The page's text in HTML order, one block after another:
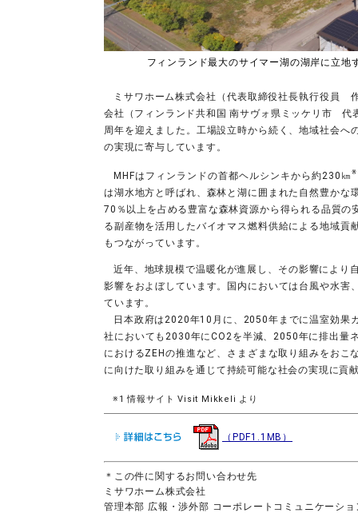
フィンランド最大のサイマー湖の湖岸に立
ミサワホーム株式会社（代表取締役社長執行役員
会社（フィンランド共和国 南サヴォ県ミッケリ市 代
周年を迎えました。工場設立時から続く、地域社会
の実現に寄与しています。
MHFはフィンランドの首都ヘルシンキから約230㎞
は湖水地方と呼ばれ、森林と湖に囲まれた自然豊か
70％以上を占める豊富な森林資源から得られる品質
る副産物を活用したバイオマス燃料供給による地域
もつながっています。
近年、地球規模で温暖化が進展し、その影響により
影響をおよぼしています。国内においては台風や水
ています。
日本政府は2020年10月に、2050年までに温室効果
社においても2030年にCO2を半減、2050年に排出量
におけるZEHの推進など、さまざまな取り組みをお
に向けた取り組みを通じて持続可能な社会の実現に貢
※1 情報サイト Visit Mikkeli より
（PDF1.1MB）
＊この件に関するお問い合わせ先
ミサワホーム株式会社
管理本部 広報・渉外部 コーポレートコミュニケーシ